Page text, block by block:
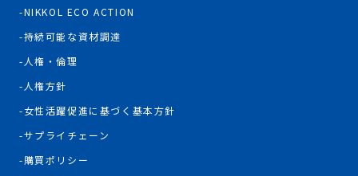
NIKKOL ECO ACTION
持続可能な資材調達
人権・倫理
人権方針
女性活躍促進に基づく基本方針
サプライチェーン
購買ポリシー